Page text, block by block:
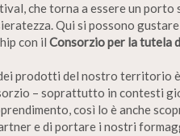
che torna a essere un
Qui si possono
con il Consorzio per la tutela
prodotti del nostro territorio
– soprattutto in contesti
così lo è anche
e di portare i nostri